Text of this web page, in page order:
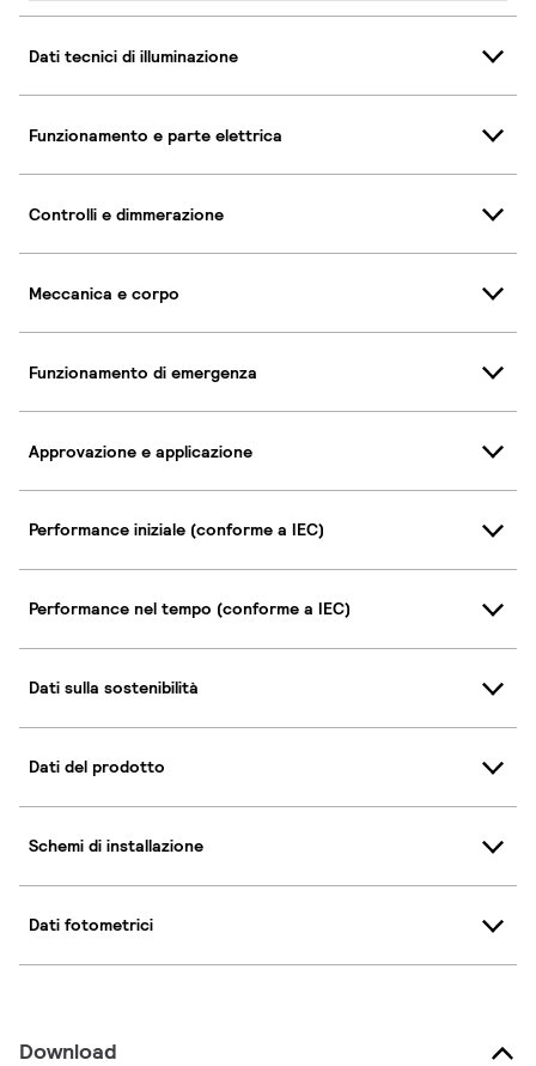
Dati tecnici di illuminazione
Funzionamento e parte elettrica
Controlli e dimmerazione
Meccanica e corpo
Funzionamento di emergenza
Approvazione e applicazione
Performance iniziale (conforme a IEC)
Performance nel tempo (conforme a IEC)
Dati sulla sostenibilità
Dati del prodotto
Schemi di installazione
Dati fotometrici
Download